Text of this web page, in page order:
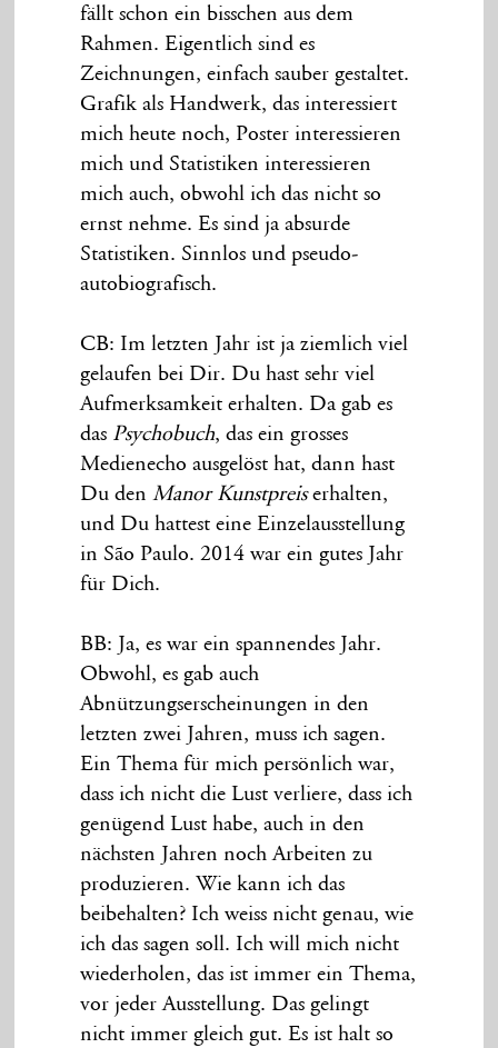
fällt schon ein bisschen aus dem
Rahmen. Eigentlich sind es
Zeichnungen, einfach sauber gestaltet.
Grafik als Handwerk, das interessiert
mich heute noch, Poster interessieren
mich und Statistiken interessieren
mich auch, obwohl ich das nicht so
ernst nehme. Es sind ja absurde
Statistiken. Sinnlos und pseudo-
autobiografisch.
CB: Im letzten Jahr ist ja ziemlich viel
gelaufen bei Dir. Du hast sehr viel
Aufmerksamkeit erhalten. Da gab es
das Psychobuch, das ein grosses
Medienecho ausgelöst hat, dann hast
Du den Manor Kunstpreiserhalten,
und Du hattest eine Einzelausstellung
in São Paulo. 2014 war ein gutes Jahr
für Dich.
BB: Ja, es war ein spannendes Jahr.
Obwohl, es gab auch
Abnützungserscheinungen in den
letzten zwei Jahren, muss ich sagen.
Ein Thema für mich persönlich war,
dass ich nicht die Lust verliere, dass ich
genügend Lust habe, auch in den
nächsten Jahren noch Arbeiten zu
produzieren. Wie kann ich das
beibehalten? Ich weiss nicht genau, wie
ich das sagen soll. Ich will mich nicht
wiederholen, das ist immer ein Thema,
vor jeder Ausstellung. Das gelingt
nicht immer gleich gut. Es ist halt so